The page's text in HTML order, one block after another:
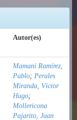
Autor(es)
Mamani Ramírez,
Pablo; Perales
Miranda, Víctor
Hugo;
Mollericona
Pajarito, Juan